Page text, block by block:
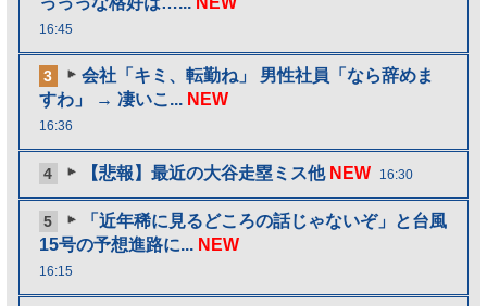
16:45
3
会社「キミ、転勤ね」 男性社員「なら辞めま
すわ」 → 凄いこ... NEW
16:36
4 【悲報】最近の大谷走塁ミス他 NEW 16:30
5
「近年稀に見るどころの話じゃないぞ」と台風
15号の予想進路に... NEW
16:15